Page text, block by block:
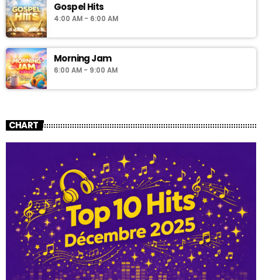
Gospel Hits
4:00 AM - 6:00 AM
Morning Jam
6:00 AM - 9:00 AM
CHART